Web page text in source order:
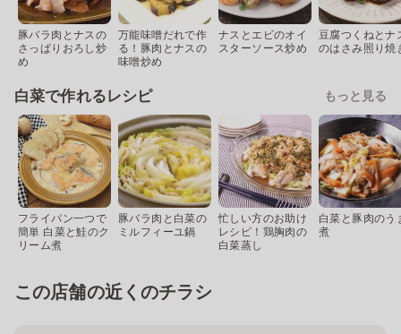
豚バラ肉とナスの
さっぱりおろし炒
め
万能味噌だれで作
る！豚肉とナスの
味噌炒め
ナスとエビのオイ
スターソース炒め
豆腐つくねとナ
のはさみ照り焼
白菜で作れるレシピ もっと見る
フライパン一つで
簡単 白菜と鮭のク
リーム煮
豚バラ肉と白菜の
ミルフィーユ鍋
忙しい方のお助け
レシピ！鶏胸肉の
白菜蒸し
白菜と豚肉のう
煮
この店舗の近くのチラシ